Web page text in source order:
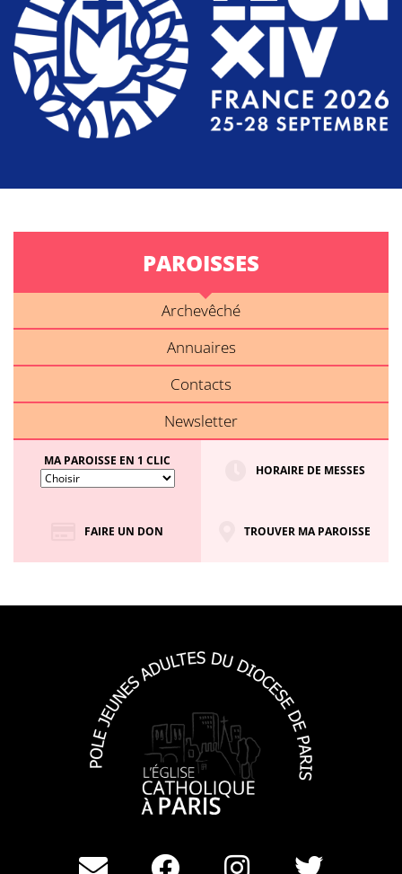
PAROISSES
Archevêché
Annuaires
Contacts
Newsletter
MA PAROISSE EN 1 CLIC
HORAIRE DE MESSES
FAIRE UN DON TROUVER MA PAROISSE